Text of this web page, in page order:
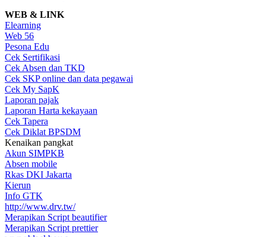
WEB & LINK
Elearning
Web 56
Pesona Edu
Cek Sertifikasi
Cek Absen dan TKD
Cek SKP online dan data pegawai
Cek My SapK
Laporan pajak
Laporan Harta kekayaan
Cek Tapera
Cek Diklat BPSDM
Kenaikan pangkat
Akun SIMPKB
Absen mobile
Rkas DKI Jakarta
Kierun
Info GTK
http://www.drv.tw/
Merapikan Script beautifier
Merapikan Script prettier